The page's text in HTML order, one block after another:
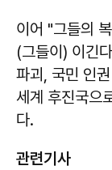
이어 "그들의
(그들이) 이긴
파괴, 국민 인
세계 후진국으
다.
관련기사